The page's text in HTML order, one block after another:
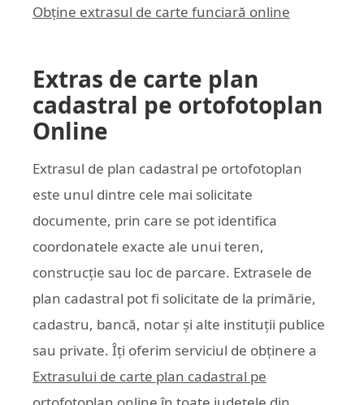
Obține extrasul de carte funciară online
Extras de carte plan
cadastral pe ortofotoplan
Online
Extrasul de plan cadastral pe ortofotoplan
este unul dintre cele mai solicitate
documente, prin care se pot identifica
coordonatele exacte ale unui teren,
construcție sau loc de parcare. Extrasele de
plan cadastral pot fi solicitate de la primărie,
cadastru, bancă, notar și alte instituții publice
sau private. Îți oferim serviciul de obținere a
Extrasului de carte plan cadastral pe